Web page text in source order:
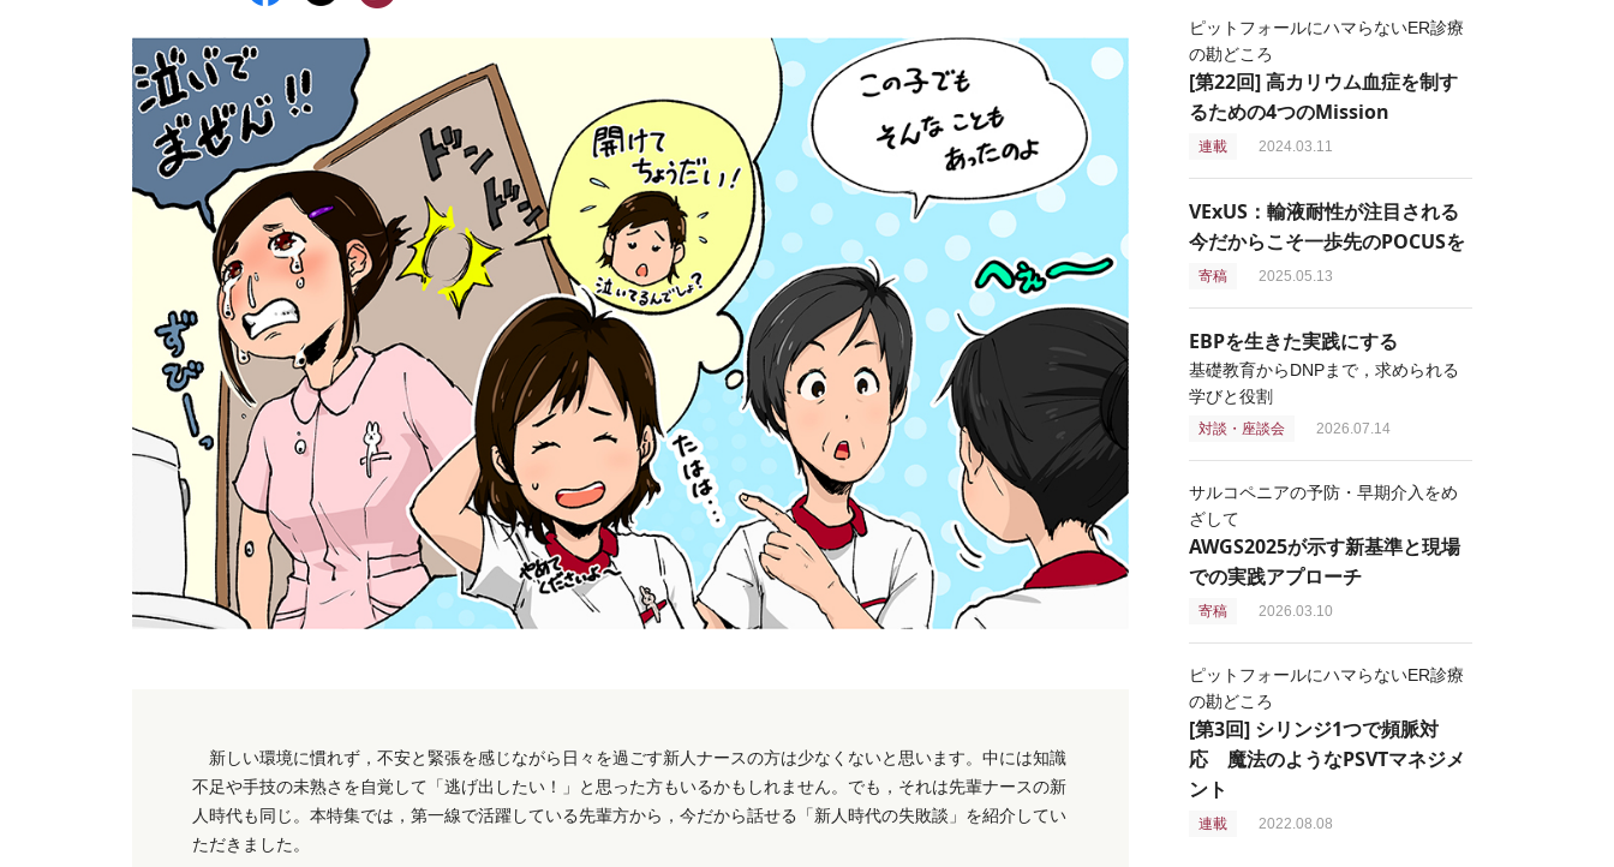
新しい環境に慣れず，不安と緊張を感じながら日々を過ごす新人ナースの方は少なくないと思います。中には知識
不足や手技の未熟さを自覚して「逃げ出したい！」と思った方もいるかもしれません。でも，それは先輩ナースの新
人時代も同じ。本特集では，第一線で活躍している先輩方から，今だから話せる「新人時代の失敗談」を紹介してい
ただきました。
ピットフォールにハマらないER診療
の勘どころ
[第22回] 高カリウム血症を制す
るための4つのMission
連載 2024.03.11
VExUS：輸液耐性が注目される
今だからこそ一歩先のPOCUSを
寄稿 2025.05.13
EBPを生きた実践にする
基礎教育からDNPまで，求められる
学びと役割
対談・座談会 2026.07.14
サルコペニアの予防・早期介入をめ
ざして
AWGS2025が示す新基準と現場
での実践アプローチ
寄稿 2026.03.10
ピットフォールにハマらないER診療
の勘どころ
[第3回] シリンジ1つで頻脈対
応 魔法のようなPSVTマネジメ
ント
連載 2022.08.08